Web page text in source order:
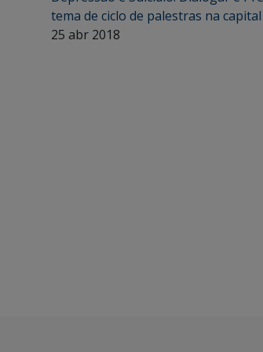
tema de ciclo de palestras na capital
25 abr 2018